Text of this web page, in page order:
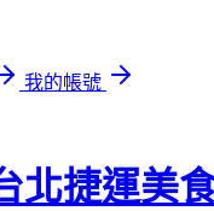
我的帳號
北捷運美